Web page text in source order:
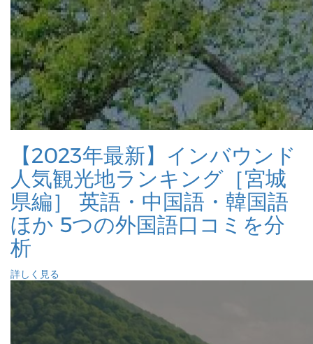
【2023年最新】インバウンド
人気観光地ランキング［宮城
県編］ 英語・中国語・韓国語
ほか 5つの外国語口コミを分
析
詳しく見る